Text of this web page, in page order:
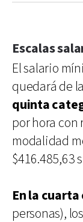
Escalas
El salario
quedará de
quinta
por hora con
modalidad
$416.485,63
En la
personas),